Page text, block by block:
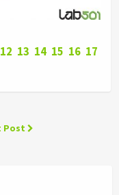
12 13 14 15 16 17
Post